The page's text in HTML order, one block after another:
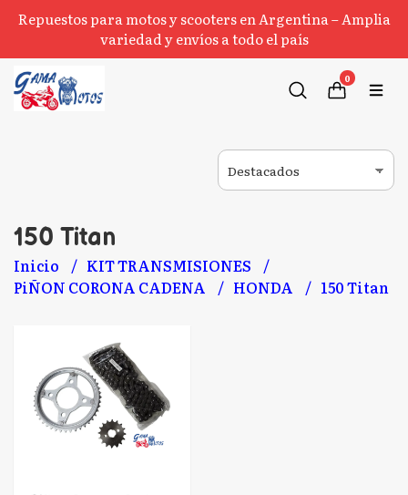
Repuestos para motos y scooters en Argentina – Amplia
variedad y envíos a todo el país
0
150 Titan
Inicio
KIT TRANSMISIONES
PiÑON CORONA CADENA
HONDA 150 Titan